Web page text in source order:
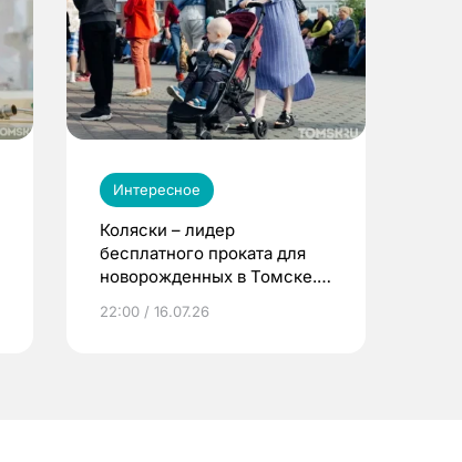
Интересное
Коляски – лидер
бесплатного проката для
новорожденных в Томске.
22:00 / 16.07.26